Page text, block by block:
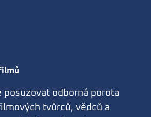
posuzovat odborná porota
tvůrců, vědců a